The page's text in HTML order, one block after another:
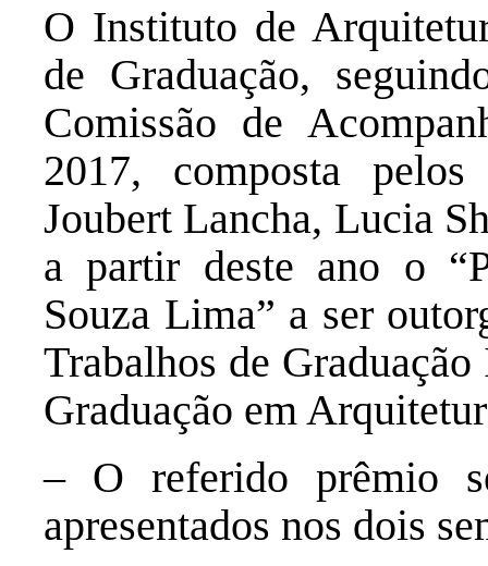
O Instituto de
de Graduação,
Comissão de
2017, composta
Joubert Lancha, Lucia
a partir deste ano o
Souza Lima” a ser
Trabalhos de
Graduação em
– O referido prêmio
apresentados nos dois